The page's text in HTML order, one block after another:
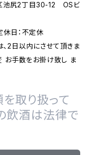
池尻2丁目30-12 OSビ
日：不定休
2日以内にさせて頂きま
お手数をお掛け致し ま
取り扱って
飲酒は法律で